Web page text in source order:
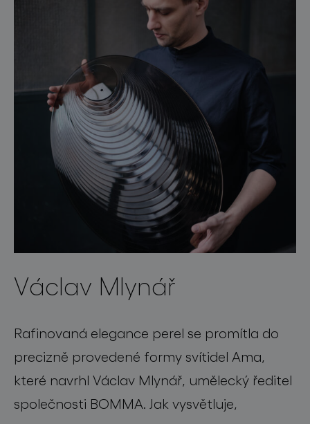
Václav Mlynář
Rafinovaná elegance perel se promítla do
precizně provedené formy svítidel Ama,
které navrhl Václav Mlynář, umělecký ředitel
společnosti BOMMA. Jak vysvětluje,